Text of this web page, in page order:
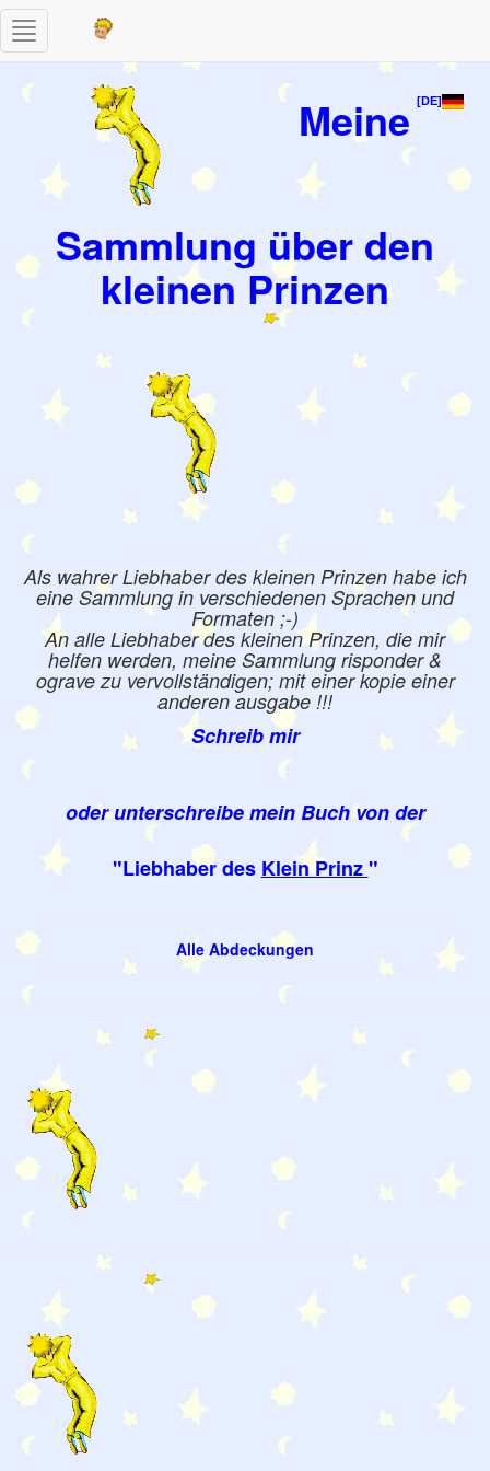
[DE]
Meine
Sammlung über den
kleinen Prinzen
Als wahrer Liebhaber des kleinen Prinzen habe ich
eine Sammlung in verschiedenen Sprachen und
Formaten ;-)
An alle Liebhaber des kleinen Prinzen, die mir
helfen werden, meine Sammlung risponder &
ograve zu vervollständigen; mit einer kopie einer
anderen ausgabe !!!
Schreib mir
oder unterschreibe mein Buch von der
"Liebhaber des Klein Prinz"
Alle Abdeckungen
Toggle
navigation